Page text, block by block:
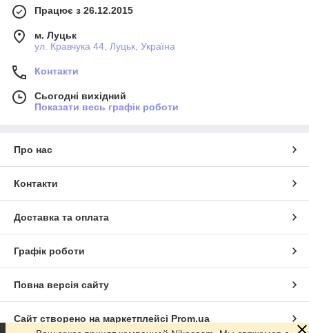
Працює з 26.12.2015
м. Луцьк
ул. Кравчука 44, Луцьк, Україна
Контакти
Сьогодні вихідний
Показати весь графік роботи
Про нас
Контакти
Доставка та оплата
Графік роботи
Повна версія сайту
Сайт створено на маркетплейсі Prom.ua